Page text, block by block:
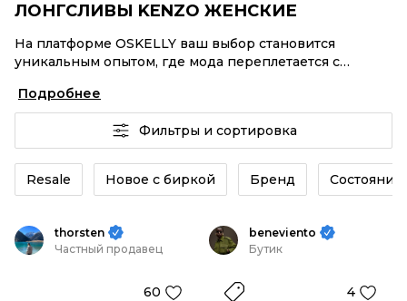
ЛОНГСЛИВЫ KENZO ЖЕНСКИЕ
На платформе OSKELLY ваш выбор становится
уникальным опытом, где мода переплетается с
аутентификация каждого заказа – Лонгсливы KENZO
женские от селлеров OSKELLY с быстрой доставкой
по России. Ваш стиль не ждет, и мы тоже! Винтажные
изделия или Лонгсливы KENZO женские из новых
коллекций – заказывайте на сайте или в приложении
OSKELLY с целой экосистемой инструментов.
Подробнее
Фильтры и сортировка
Resale Новое с биркой Бренд Состояние
thorsten
Частный продавец
60
beneviento
Бутик
4